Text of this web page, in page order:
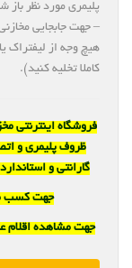
پلیمری مورد نظر باز
– جهت جابجایی
هیچ وجه از لیفتراک
کاملا تخلیه کنید).
فروشگاه اینترنتی
ظروف پلیمری و
گارانتی و
جهت کسب
جهت مشاهده اقلام